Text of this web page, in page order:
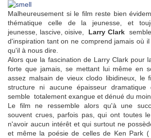
Malheureusement si le film reste bien
thématique celle de la jeunesse, et
jeunesse, lascive, oisive, Larry Clarksemble
d'inspiration tant on ne comprend jamais où
qu'il à nous dire.
Alors que la fascination de Larry Clark pour
forte que jamais, se mettant lui même en
assez malsain de vieux clodo libidineux, le
structure ni aucune épaisseur
semble totalement exangue et dénué du
Le film ne ressemble alors qu'à une
souvent crues, parfois pas, qui ont toutes
n'avoir aucun intérêt et qui surtout ne
et même la poésie de celles de Ken Park